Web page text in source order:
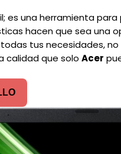
es una herramienta
hacen que sea una
tus necesidades,
calidad que solo Acer